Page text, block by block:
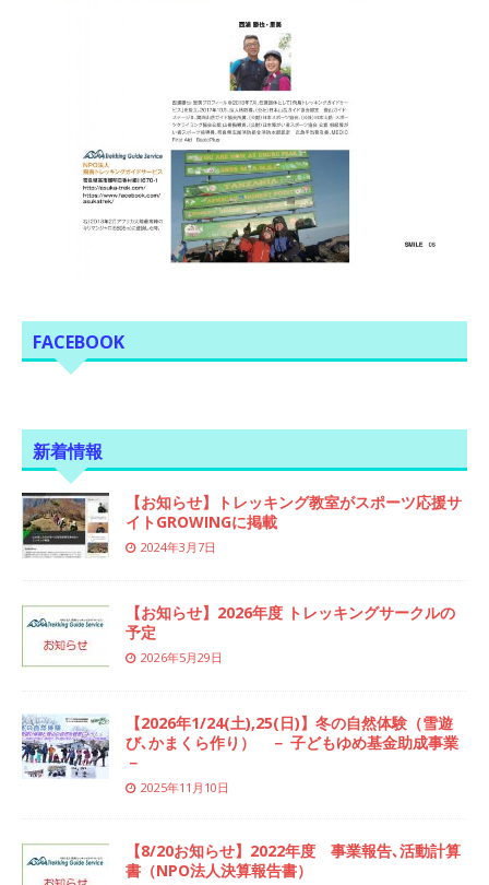
FACEBOOK
新着情報
【お知らせ】トレッキング教室がスポーツ応援サ
イトGROWINGに掲載
2024年3月7日
【お知らせ】2026年度 トレッキングサークルの
予定
2026年5月29日
【2026年1/24(土),25(日)】冬の自然体験（雪遊
び､かまくら作り） － 子どもゆめ基金助成事業
－
2025年11月10日
【8/20お知らせ】2022年度 事業報告､活動計算
書（NPO法人決算報告書）